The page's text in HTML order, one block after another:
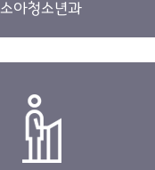
소아청소년과